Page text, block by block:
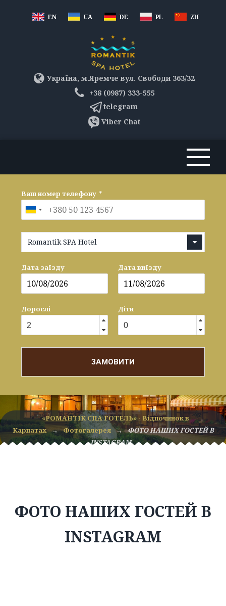
EN UA DE PL ZH
Україна, м.Яремче вул. Свободи 363/32
+38 (0987) 333-555
telegram
Viber Chat
Ваш номер телефону *
Romantik SPA Hotel
Дата заїзду Дата виїзду
Дорослі Діти
ЗАМОВИТИ
«РОМАНТІК СПА ГОТЕЛЬ» - Відпочинок в
Карпатах → Фотогалерея → ФОТО НАШИХ ГОСТЕЙ В
INSTAGRAM
ФОТО НАШИХ ГОСТЕЙ В
INSTAGRAM